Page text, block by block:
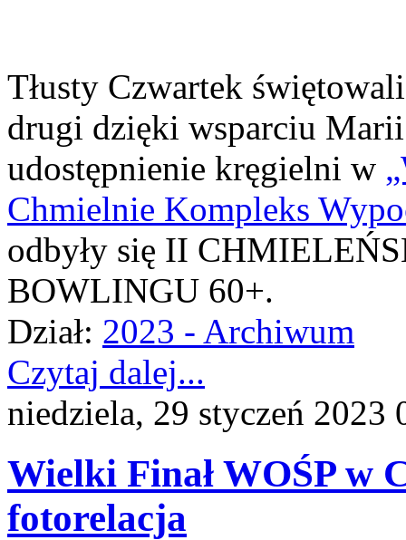
Tłusty Czwartek
drugi dzięki wsparciu
udostępnienie kręgielni w
Chmielnie Kompleks
odbyły się II
BOWLINGU 60+.
Dział: 2023 - Archiwum
Czytaj dalej...
niedziela, 29 styczeń 2023
Wielki Finał WOŚP w
fotorelacja